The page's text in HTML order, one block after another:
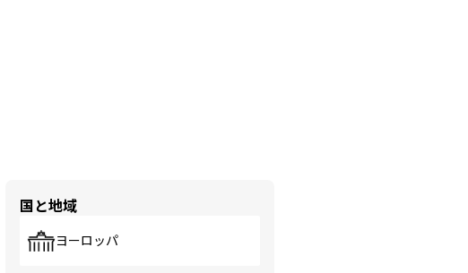
国と地域
ヨーロッパ